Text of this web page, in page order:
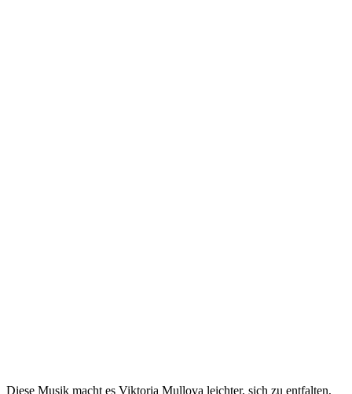
Diese Musik macht es Viktoria Mullova leichter, sich zu entfalten,